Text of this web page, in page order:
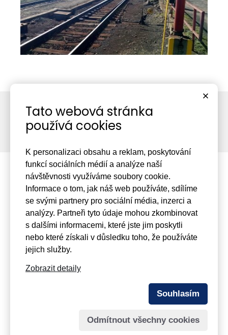
+420 475 201 349
Mařákova 3079/2, 400 01
Ústí nad Labem
- člen holdingu
Spravuje:
Tato webová stránka
používá cookies
K personalizaci obsahu a reklam, poskytování
funkcí sociálních médií a analýze naší
návštěvnosti využíváme soubory cookie.
Informace o tom, jak náš web používáte, sdílíme
se svými partnery pro sociální média, inzerci a
analýzy. Partneři tyto údaje mohou zkombinovat
s dalšími informacemi, které jste jim poskytli
nebo které získali v důsledku toho, že používáte
jejich služby.
Zobrazit detaily
Souhlasím
Odmítnout všechny cookies